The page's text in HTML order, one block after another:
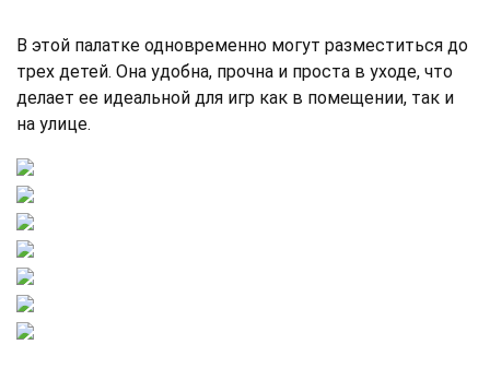
В этой палатке одновременно могут разместиться до
трех детей. Она удобна, прочна и проста в уходе, что
делает ее идеальной для игр как в помещении, так и
на улице.